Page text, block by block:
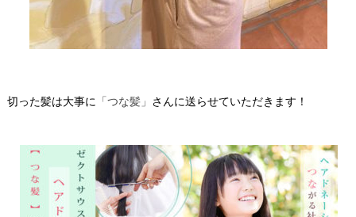
切った髪は大事に 「つな髪」 さんに送らせていただきます！